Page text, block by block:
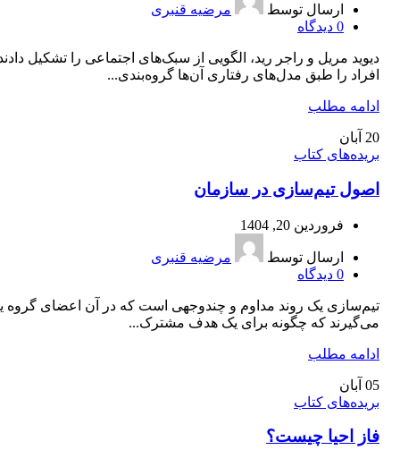
ارسال توسط
مرضیه قنبری
0 دیدگاه
دیوید مریل و راجر رید، الگویی از سبک‌های اجتماعی را تشکیل
افراد را طبق مدل‌های رفتاری آن‌ها گروه‌بندی...
ادامه مطلب
20 آبان
بریده‌های کتاب
اصول تیم‌سازی در سازمان
فروردین 20, 1404
ارسال توسط
مرضیه قنبری
0 دیدگاه
تیم‌سازی یک روند مداوم و چندوجهی است که در آن اعضای گروه
می‌گیرند که چگونه برای یک هدف مشترک...
ادامه مطلب
05 آبان
بریده‌های کتاب
فاز احيا چيست؟